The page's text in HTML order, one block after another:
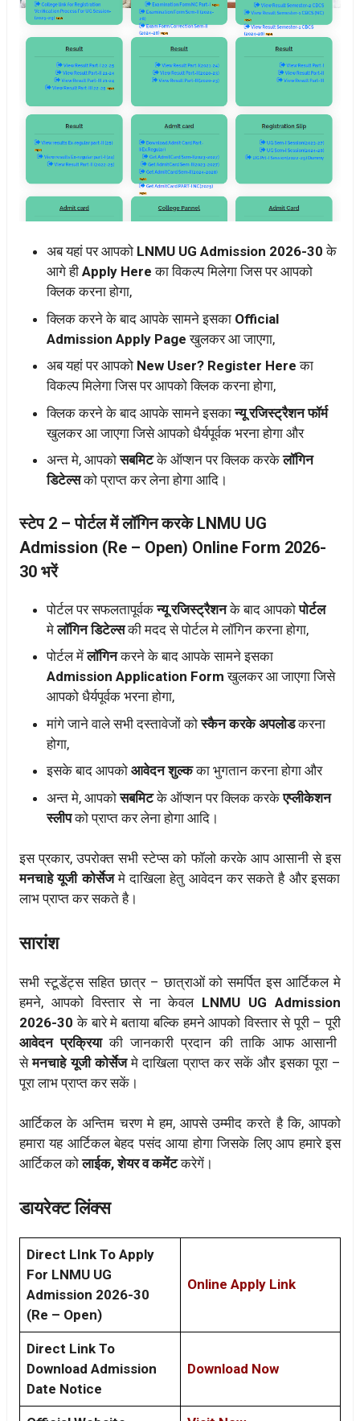
अब यहां पर आपको LNMU UG Admission 2026-30 के
आगे ही Apply Here का विकल्प मिलेगा जिस पर आपको
क्लिक करना होगा,
क्लिक करने के बाद आपके सामने इसका Official
Admission Apply Page खुलकर आ जाएगा,
अब यहां पर आपको New User? Register Here का
विकल्प मिलेगा जिस पर आपको क्लिक करना होगा,
क्लिक करने के बाद आपके सामने इसकान्यू रजिस्ट्रैशन फॉर्म
खुलकर आ जाएगा जिसे आपको धैर्यपूर्वक भरना होगा और
अन्त मे, आपकोसबमिटके ऑप्शन पर क्लिक करकेलॉगिन
डिटेल्सको प्राप्त कर लेना होगा आदि।
स्टेप 2 – पोर्टल में लॉगिन करके LNMU UG
Admission (Re – Open) Online Form 2026-
30 भरें
पोर्टल पर सफलतापूर्वकन्यू रजिस्ट्रैशनके बाद आपकोपोर्टल
मेलॉगिन डिटेल्सकी मदद से पोर्टल मे लॉगिन करना होगा,
पोर्टल मेंलॉगिनकरने के बाद आपके सामने इसका
Admission Application Form खुलकर आ जाएगा जिसे
आपको धैर्यपूर्वक भरना होगा,
मांगे जाने वाले सभी दस्तावेजों कोस्कैन करके अपलोडकरना
होगा,
इसके बाद आपको आवेदन शुल्कका भुगतान करना होगा और
अन्त मे, आपकोसबमिटके ऑप्शन पर क्लिक करकेएप्लीकेशन
स्लीपको प्राप्त कर लेना होगा आदि।
इस प्रकार, उपरोक्त सभी स्टेप्स को फॉलो करके आप आसानी से इस
मनचाहे यूजी कोर्सेजमे दाखिला हेतु आवेदन कर सकते है और इसका
लाभ प्राप्त कर सकते है।
सारांश
सभी स्टूडेंट्स सहित छात्र – छात्राओं को समर्पित इस आर्टिकल मे
हमने, आपको विस्तार से ना केवल LNMU UG Admission
2026-30 के बारे मे बताया बल्कि हमने आपको विस्तार से पूरी – पूरी
आवेदन प्रक्रियाकी जानकारी प्रदान की ताकि आफ आसानी
सेमनचाहे यूजी कोर्सेजमे दाखिला प्राप्त कर सकें और इसका पूरा –
पूरा लाभ प्राप्त कर सकें।
आर्टिकल के अन्तिम चरण मे हम, आपसे उम्मीद करते है कि, आपको
हमारा यह आर्टिकल बेहद पसंद आया होगा जिसके लिए आप हमारे इस
आर्टिकल कोलाईक, शेयर व कमेंटकरेगें।
डायरेक्ट लिंक्स
Direct LInk To Apply
For LNMU UG
Admission 2026-30
(Re – Open)
Online Apply Link
Direct Link To
Download Admission
Date Notice
Download Now